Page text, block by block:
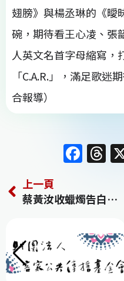
翅膀》與楊丞琳的《曖
碗，期待看王心凌、張
人英文名首字母縮寫，
「C.A.R.」，滿足歌
合報導）
F
c
e
b
o
o
T
re
d
s
上一頁
蔡黃汝收蠟燭告白「像極了偶像劇」